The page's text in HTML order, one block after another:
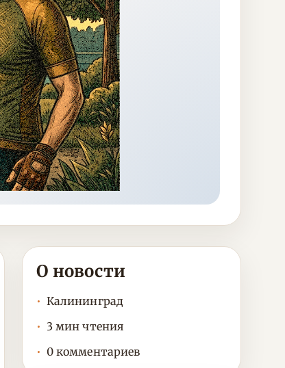
О новости
Калининград
3 мин чтения
0 комментариев